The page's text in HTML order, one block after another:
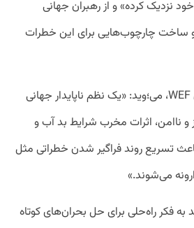
نزدیک کرده» و از رهبران جهانی
و ساخت چارچوب‌هایی برای این خطرات
سعدیه زابدی، مدیر اداری WEF، می‌؛وید: «یک نظم ناپایدار جهانی
و ناامن، اثرات مخرب شرایط بد آب و
تسریع روند فراگیر شدن خطراتی مثل
می‌شوند.»
به فکر راه‌حلی برای حل بحران‌های کوتاه